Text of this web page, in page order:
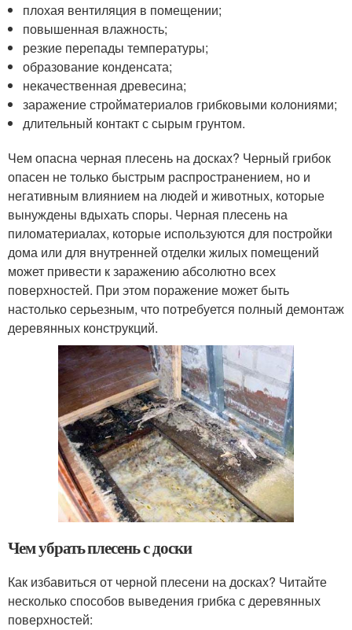
плохая вентиляция в помещении;
повышенная влажность;
резкие перепады температуры;
образование конденсата;
некачественная древесина;
заражение стройматериалов грибковыми колониями;
длительный контакт с сырым грунтом.
Чем опасна черная плесень на досках? Черный грибок
опасен не только быстрым распространением, но и
негативным влиянием на людей и животных, которые
вынуждены вдыхать споры. Черная плесень на
пиломатериалах, которые используются для постройки
дома или для внутренней отделки жилых помещений
может привести к заражению абсолютно всех
поверхностей. При этом поражение может быть
настолько серьезным, что потребуется полный демонтаж
деревянных конструкций.
Чем убрать плесень с доски
Как избавиться от черной плесени на досках? Читайте
несколько способов выведения грибка с деревянных
поверхностей: